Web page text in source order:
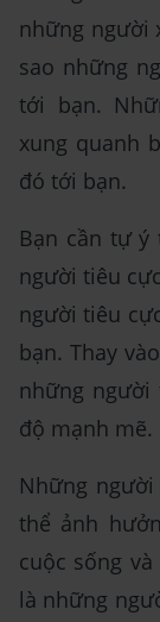
những người
sao những
tới bạn.
xung quanh
đó tới bạn.
Bạn cần tự
người tiêu
người tiêu
bạn. Thay
những
độ mạnh mẽ.
Những
thể ảnh
cuộc sống
là những